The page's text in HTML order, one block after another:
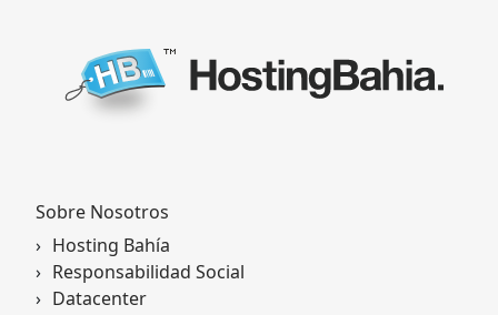
Sobre Nosotros
Hosting Bahía
Responsabilidad Social
Datacenter